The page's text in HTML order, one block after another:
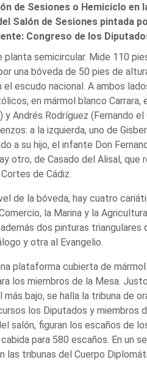
de Sesiones o Hemiciclo en
Salón de Sesiones pintada
Congreso de los
planta semicircular. Mide 110
una bóveda de 50 pies de
escudo nacional. A ambos
en mármol blanco Carrara,
y Andrés Rodríguez (Fernando
a la izquierda, uno de
a su hijo, el infante Don
otro, de Casado del Alisal,
de Cádiz.
de la bóveda, hay cuatro
la Marina y la
dos pinturas triangulares
y otra al Evangelio.
plataforma cubierta de
los miembros de la Mesa.
más bajo, se halla la tribuna de
los Diputados y miembros
salón, figuran los escaños de
para 580 escaños. En un
las tribunas del Cuerpo